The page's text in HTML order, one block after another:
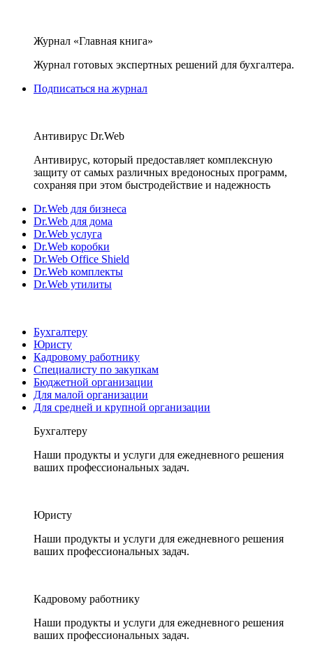
Журнал «Главная книга»
Журнал готовых экспертных решений для бухгалтера.
Подписаться на журнал
Антивирус Dr.Web
Антивирус, который предоставляет комплексную
защиту от самых различных вредоносных программ,
сохраняя при этом быстродействие и надежность
Dr.Web для бизнеса
Dr.Web для дома
Dr.Web услуга
Dr.Web коробки
Dr.Web Office Shield
Dr.Web комплекты
Dr.Web утилиты
Бухгалтеру
Юристу
Кадровому работнику
Специалисту по закупкам
Бюджетной организации
Для малой организации
Для средней и крупной организации
Бухгалтеру
Наши продукты и услуги для ежедневного решения
ваших профессиональных задач.
Юристу
Наши продукты и услуги для ежедневного решения
ваших профессиональных задач.
Кадровому работнику
Наши продукты и услуги для ежедневного решения
ваших профессиональных задач.